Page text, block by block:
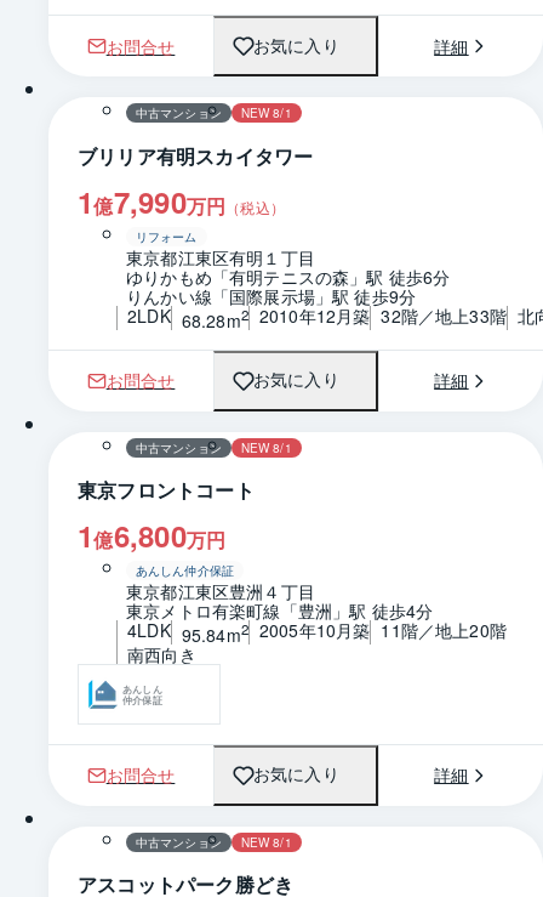
お問合せ お気に入り 詳細
1 / 0 間取り
中古マンション NEW 8/1
ブリリア有明スカイタワー
1億7,990万円 （税込）
リフォーム
東京都江東区有明１丁目
ゆりかもめ「有明テニスの森」駅 徒歩6分
りんかい線「国際展示場」駅 徒歩9分
2LDK 68.28m2 2010年12月築 32階／地上33階 北
お問合せ お気に入り 詳細
1 / 0 間取り
中古マンション NEW 8/1
東京フロントコート
1億6,800万円
あんしん仲介保証
東京都江東区豊洲４丁目
東京メトロ有楽町線「豊洲」駅 徒歩4分
4LDK 95.84m2 2005年10月築 11階／地上20階
南西向き
あんしん
仲介保証
お問合せ お気に入り 詳細
1 / 0 間取り
中古マンション NEW 8/1
アスコットパーク勝どき